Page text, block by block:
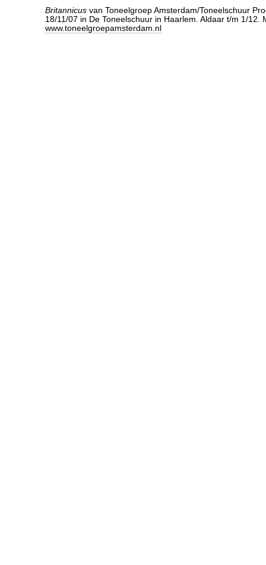
Britannicus van Toneelgroep Amsterdam/Toneelschuur
18/11/07 in De Toneelschuur in Haarlem. Aldaar t/m 1/12.
www.toneelgroepamsterdam.nl